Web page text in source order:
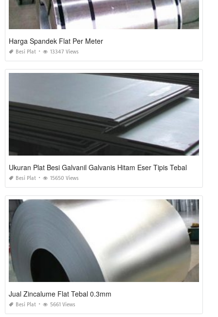
Harga Spandek Flat Per Meter
Besi Plat 13347 Views
Ukuran Plat Besi Galvanil Galvanis Hitam Eser Tipis Tebal
Besi Plat 15650 Views
Jual Zincalume Flat Tebal 0.3mm
Besi Plat 5661 Views